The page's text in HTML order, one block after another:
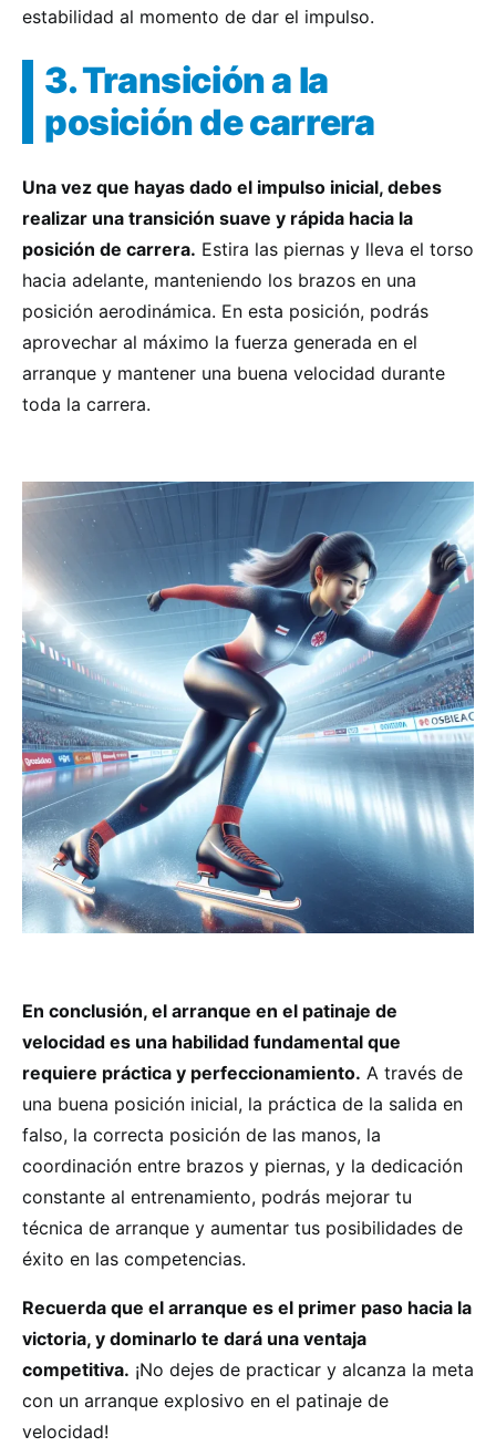
estabilidad al momento de dar el impulso.
3. Transición a la
posición de carrera
Una vez que hayas dado el impulso inicial, debes
realizar una transición suave y rápida hacia la
posición de carrera. Estira las piernas y lleva el torso
hacia adelante, manteniendo los brazos en una
posición aerodinámica. En esta posición, podrás
aprovechar al máximo la fuerza generada en el
arranque y mantener una buena velocidad durante
toda la carrera.
En conclusión, el arranque en el patinaje de
velocidad es una habilidad fundamental que
requiere práctica y perfeccionamiento. A través de
una buena posición inicial, la práctica de la salida en
falso, la correcta posición de las manos, la
coordinación entre brazos y piernas, y la dedicación
constante al entrenamiento, podrás mejorar tu
técnica de arranque y aumentar tus posibilidades de
éxito en las competencias.
Recuerda que el arranque es el primer paso hacia la
victoria, y dominarlo te dará una ventaja
competitiva. ¡No dejes de practicar y alcanza la meta
con un arranque explosivo en el patinaje de
velocidad!